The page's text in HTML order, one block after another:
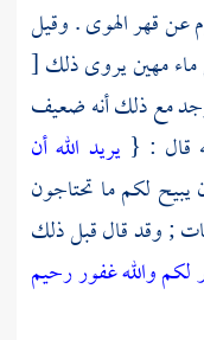
قهر الهوى . وقيل
مهين يروى ذلك[
مع ذلك أنه ضعيف
قال : {يريد الله أن
لكم ما تحتاجون
; وقد قال قبل ذلك
والله غفور رحيم